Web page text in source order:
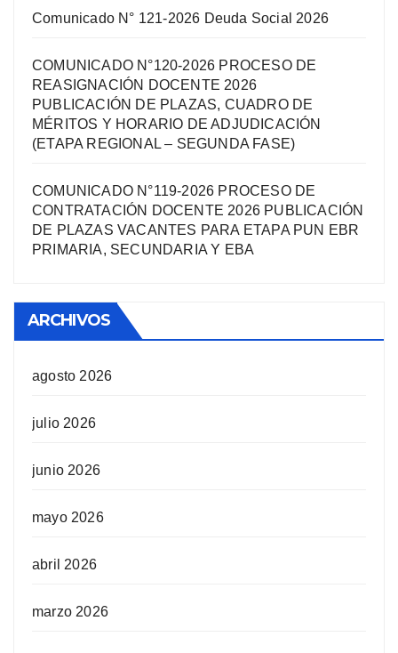
Comunicado N° 121-2026 Deuda Social 2026
COMUNICADO N°120-2026 PROCESO DE
REASIGNACIÓN DOCENTE 2026
PUBLICACIÓN DE PLAZAS, CUADRO DE
MÉRITOS Y HORARIO DE ADJUDICACIÓN
(ETAPA REGIONAL – SEGUNDA FASE)
COMUNICADO N°119-2026 PROCESO DE
CONTRATACIÓN DOCENTE 2026 PUBLICACIÓN
DE PLAZAS VACANTES PARA ETAPA PUN EBR
PRIMARIA, SECUNDARIA Y EBA
ARCHIVOS
agosto 2026
julio 2026
junio 2026
mayo 2026
abril 2026
marzo 2026